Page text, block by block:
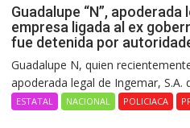
Guadalupe “N”, apoderada
empresa ligada al ex
fue detenida por
Guadalupe N, quien
apoderada legal de Ingemar, S.A.
ESTATAL NACIONAL POLICIACA